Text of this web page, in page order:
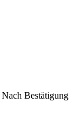
Nach Bestätigung